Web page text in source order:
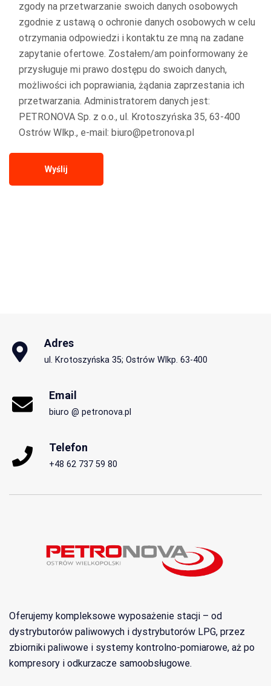
zgody na przetwarzanie swoich danych osobowych
zgodnie z ustawą o ochronie danych osobowych w celu
otrzymania odpowiedzi i kontaktu ze mną na zadane
zapytanie ofertowe. Zostałem/am poinformowany że
przysługuje mi prawo dostępu do swoich danych,
możliwości ich poprawiania, żądania zaprzestania ich
przetwarzania. Administratorem danych jest:
PETRONOVA Sp. z o.o., ul. Krotoszyńska 35, 63-400
Ostrów Wlkp., e-mail: biuro@petronova.pl
Adres
ul. Krotoszyńska 35; Ostrów Wlkp. 63-400
Email
biuro @ petronova.pl
Telefon
+48 62 737 59 80
Oferujemy kompleksowe wyposażenie stacji – od
dystrybutorów paliwowych i dystrybutorów LPG, przez
zbiorniki paliwowe i systemy kontrolno-pomiarowe, aż po
kompresory i odkurzacze samoobsługowe.